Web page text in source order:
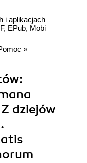
i aplikacjach
EPub, Mobi
»
dziejów